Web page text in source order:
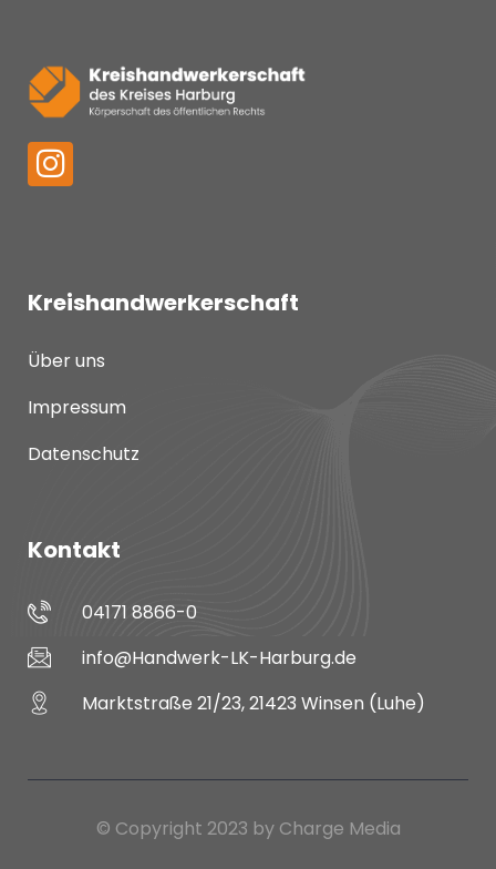
Kreishandwerkerschaft
Über uns
Impressum
Datenschutz
Kontakt
04171 8866-0
info@Handwerk-LK-Harburg.de
Marktstraße 21/23, 21423 Winsen (Luhe)
© Copyright 2023 by Charge Media